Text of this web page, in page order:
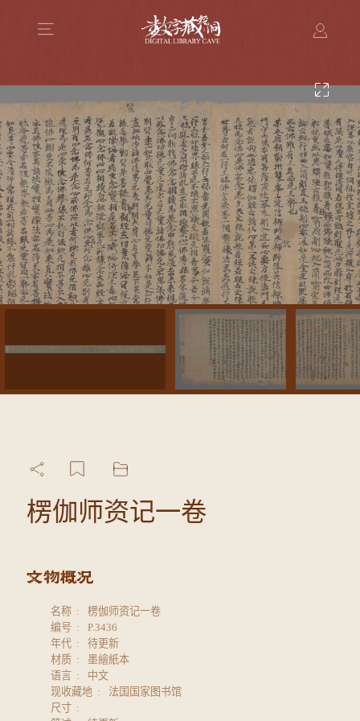
楞伽师资记一卷
名称
楞伽师资记一卷
编号
P.3436
年代
待更新
材质
墨繪紙本
语言
中文
现收藏地
法国国家图书馆
尺寸